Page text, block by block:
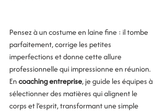
Pensez à un costume en laine fine : il tombe
parfaitement, corrige les petites
imperfections et donne cette allure
professionnelle qui impressionne en réunion.
En coaching entreprise, je guide les équipes à
sélectionner des matières qui alignent le
corps et l’esprit, transformant une simple